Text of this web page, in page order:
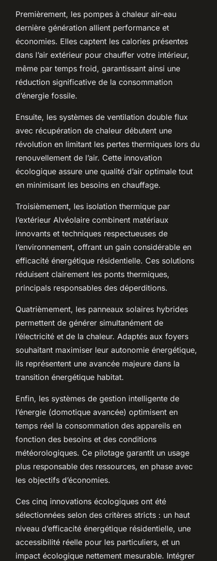
Premièrement, les pompes à chaleur air-eau
dernière génération allient performance et
économies. Elles captent les calories présentes
dans l’air extérieur pour chauffer votre intérieur,
même par temps froid, garantissant ainsi une
réduction significative de la consommation
d’énergie fossile.
Ensuite, les systèmes de ventilation double flux
avec récupération de chaleur débutent une
révolution en limitant les pertes thermiques lors du
renouvellement de l’air. Cette innovation
écologique assure une qualité d’air optimale tout
en minimisant les besoins en chauffage.
Troisièmement, les isolation thermique par
l’extérieur Alvéolaire combinent matériaux
innovants et techniques respectueuses de
l’environnement, offrant un gain considérable en
efficacité énergétique résidentielle. Ces solutions
réduisent clairement les ponts thermiques,
principals responsables des déperditions.
Quatrièmement, les panneaux solaires hybrides
permettent de générer simultanément de
l’électricité et de la chaleur. Adaptés aux foyers
souhaitant maximiser leur autonomie énergétique,
ils représentent une avancée majeure dans la
transition énergétique habitat.
Enfin, les systèmes de gestion intelligente de
l’énergie (domotique avancée) optimisent en
temps réel la consommation des appareils en
fonction des besoins et des conditions
météorologiques. Ce pilotage garantit un usage
plus responsable des ressources, en phase avec
les objectifs d’économies.
Ces cinq innovations écologiques ont été
sélectionnées selon des critères stricts : un haut
niveau d’efficacité énergétique résidentielle, une
accessibilité réelle pour les particuliers, et un
impact écologique nettement mesurable. Intégrer